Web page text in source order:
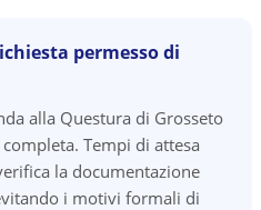
permesso di
alla Questura di Grosseto
Tempi di attesa
la documentazione
i motivi formali di